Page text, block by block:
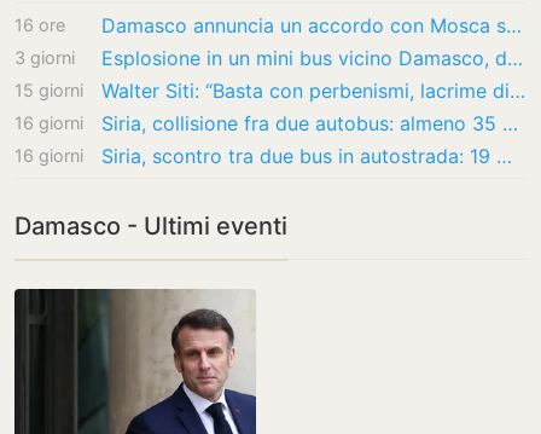
16 ore Damasco annuncia un accordo con Mosca sulle basi militari russe in Siria
3 giorni Esplosione in un mini bus vicino Damasco, due morti e 13 feriti
15 giorni Walter Siti: “Basta con perbenismi, lacrime di TikTok e algoritmi. I libri devono farci…
16 giorni Siria, collisione fra due autobus: almeno 35 morti, decine i feriti
16 giorni Siria, scontro tra due bus in autostrada: 19 morti e 27 feriti
Damasco - Ultimi eventi